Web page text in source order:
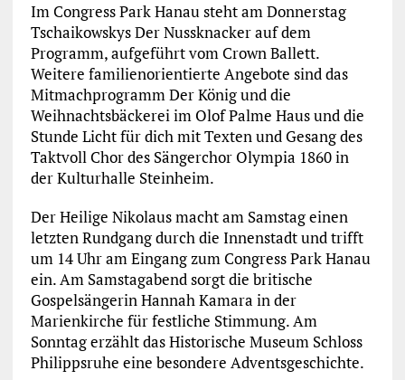
Im Congress Park Hanau steht am Donnerstag
Tschaikowskys Der Nussknacker auf dem
Programm, aufgeführt vom Crown Ballett.
Weitere familienorientierte Angebote sind das
Mitmachprogramm Der König und die
Weihnachtsbäckerei im Olof Palme Haus und die
Stunde Licht für dich mit Texten und Gesang des
Taktvoll Chor des Sängerchor Olympia 1860 in
der Kulturhalle Steinheim.
Der Heilige Nikolaus macht am Samstag einen
letzten Rundgang durch die Innenstadt und trifft
um 14 Uhr am Eingang zum Congress Park Hanau
ein. Am Samstagabend sorgt die britische
Gospelsängerin Hannah Kamara in der
Marienkirche für festliche Stimmung. Am
Sonntag erzählt das Historische Museum Schloss
Philippsruhe eine besondere Adventsgeschichte.